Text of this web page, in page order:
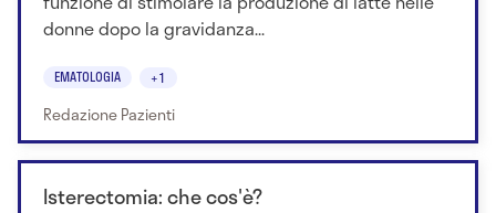
donne dopo la gravidanza...
EMATOLOGIA +1
Redazione Pazienti
Isterectomia: che cos'è?